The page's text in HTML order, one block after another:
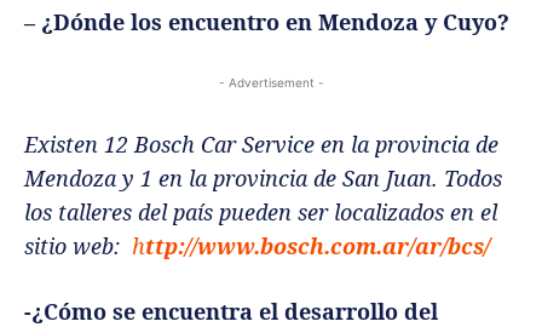
– ¿Dónde los encuentro en Mendoza y Cuyo?
- Advertisement -
Existen 12 Bosch Car Service en la provincia de
Mendoza y 1 en la provincia de San Juan. Todos
los talleres del país pueden ser localizados en el
sitio web: http://www.bosch.com.ar/ar/bcs/
-¿Cómo se encuentra el desarrollo del